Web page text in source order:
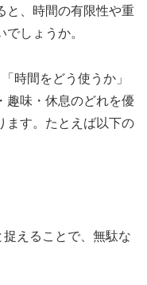
と、時間の有限性や重
しょうか。
時間をどう使うか」
趣味・休息のどれを優
ます。たとえば以下の
えることで、無駄な